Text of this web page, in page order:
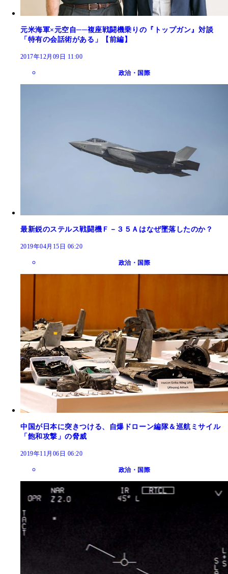
元米海軍×元空自──複座戦闘機乗りの『トップガン』対談
「特有の会話術がある」【前編】
2017年12月09日 11:00
政治・国際
最新鋭のステルス戦闘機Ｆ－３５Ａはなぜ墜落したのか？
2019年04月15日 06:20
政治・国際
中国が日本に突きつける、自爆ドローン編隊＆巡航ミサイル
「飽和攻撃」の脅威
2019年11月06日 06:20
政治・国際